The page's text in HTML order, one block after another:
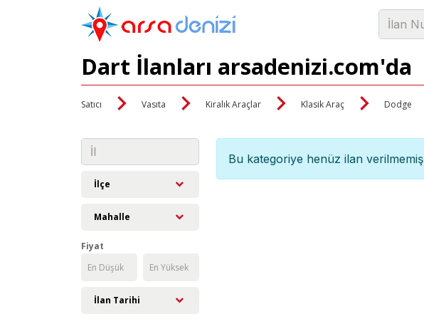
Dart İlanları arsadenizi.com'da
Satıcı Vasıta Kiralık Araçlar Klasik Araç Dodge
İlçe
Mahalle
Fiyat
İlan Tarihi
Bu kategoriye henüz ilan verilmemiş